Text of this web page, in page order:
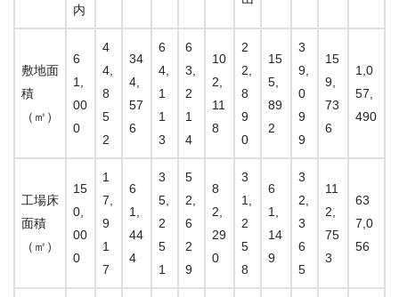
内
敷地面
積
（㎡）
6
1,
00
0
4
4,
8
5
2
34
4,
57
6
6
4,
1
1
3
6
3,
2
1
4
10
2,
11
8
2
2,
8
9
0
15
5,
89
2
3
9,
0
9
9
15
9,
73
6
1,0
57,
490
工場床
面積
（㎡）
15
0,
00
0
1
7,
9
1
7
6
1,
44
4
3
5,
2
5
1
5
2,
6
2
9
8
2,
29
0
3
1,
2
5
8
6
1,
14
9
3
2,
3
6
5
11
2,
75
3
63
7,0
56